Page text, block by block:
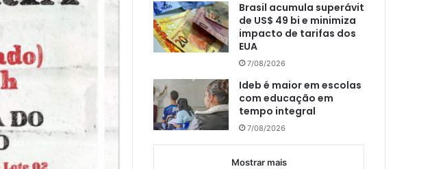
Brasil acumula superávit
de US$ 49 bi e minimiza
impacto de tarifas dos
EUA
7/08/2026
Ideb é maior em escolas
com educação em
tempo integral
7/08/2026
Mostrar mais